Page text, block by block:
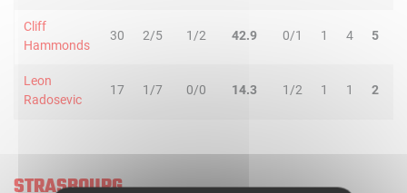
Cliff
Hammonds
30 2/5 1/2 42.9 0/1 1 4 5
Leon
Radosevic
17 1/7 0/0 14.3 1/2 1 1 2
STRASBOURG